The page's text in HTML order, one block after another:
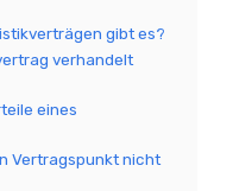
gibt es?
verhandelt
eines
Vertragspunkt nicht